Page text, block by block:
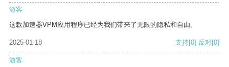
游客
这款加速器VPM应用程序已经为我们带来了无限的隐私和自由。
2025-01-18 支持[0] 反对[0]
游客